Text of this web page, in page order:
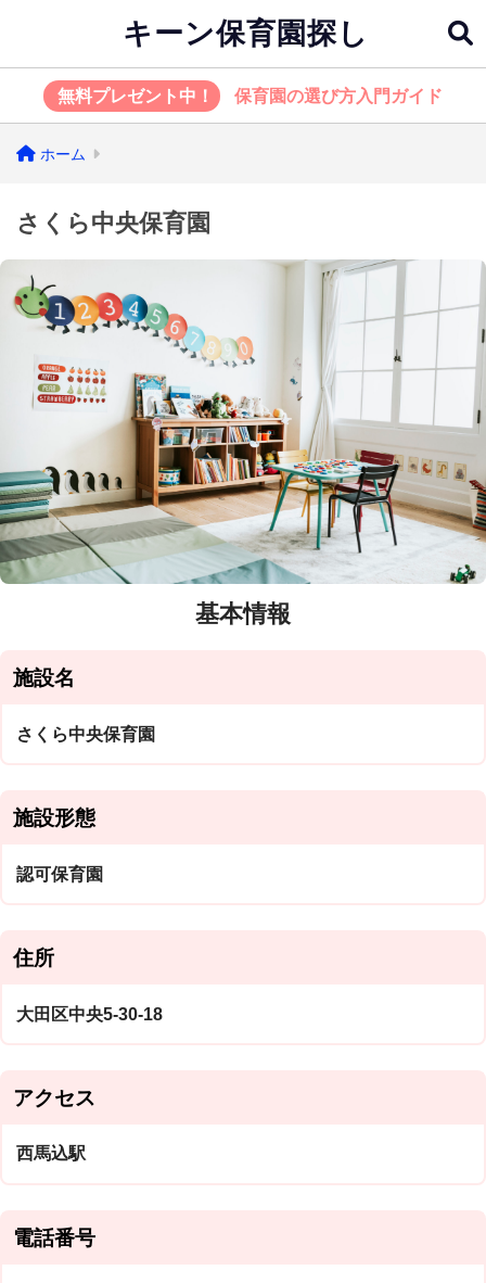
キーン保育園探し
無料プレゼント中！ 保育園の選び方入門ガイド
ホーム
さくら中央保育園
基本情報
施設名
さくら中央保育園
施設形態
認可保育園
住所
大田区中央5-30-18
アクセス
西馬込駅
電話番号